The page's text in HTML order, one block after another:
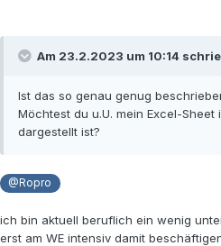
Am 23.2.2023 um 10:14
Ist das so genau genug
Möchtest du u.U. mein Excel-
dargestellt ist?
@Ropro
ich bin aktuell beruflich ein wenig
erst am WE intensiv damit